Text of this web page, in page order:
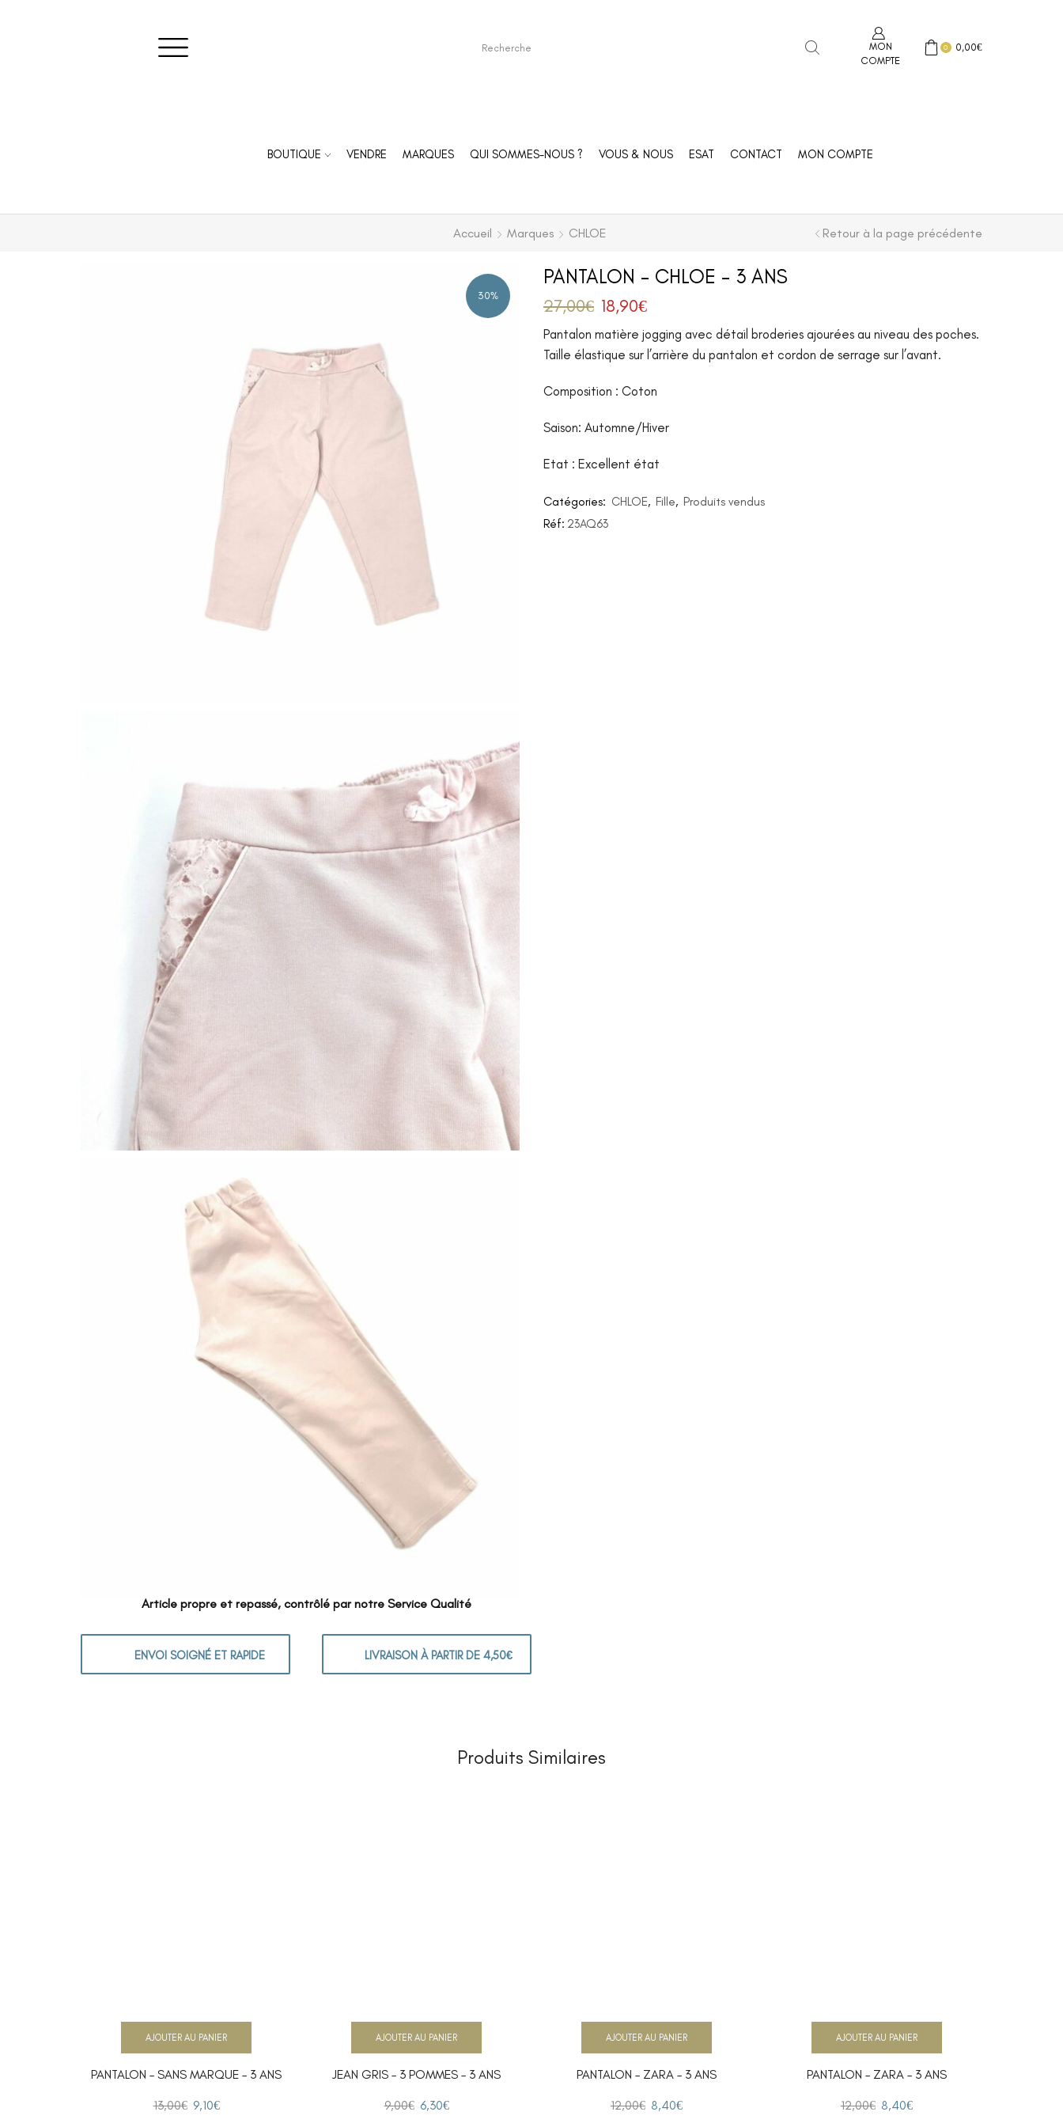
MON
COMPTE
0 0,00€
BOUTIQUE VENDRE MARQUES QUI SOMMES-NOUS ? VOUS & NOUS ESAT CONTACT MON COMPTE
Accueil Marques CHLOE Retour à la page précédente
30%
PANTALON – CHLOE – 3 ANS
27,00€ 18,90€
Pantalon matière jogging avec détail broderies ajourées au niveau des poches.
Taille élastique sur l’arrière du pantalon et cordon de serrage sur l’avant.
Composition : Coton
Saison: Automne/Hiver
Etat : Excellent état
Catégories: CHLOE, Fille, Produits vendus
Réf: 23AQ63
Article propre et repassé, contrôlé par notre Service Qualité
ENVOI SOIGNÉ ET RAPIDE LIVRAISON À PARTIR DE 4,50€
Produits Similaires
PANTALON – SANS MARQUE – 3 ANS
13,00€ 9,10€
AJOUTER AU PANIER
JEAN GRIS – 3 POMMES – 3 ANS
9,00€ 6,30€
AJOUTER AU PANIER
PANTALON – ZARA – 3 ANS
12,00€ 8,40€
AJOUTER AU PANIER
PANTALON – ZARA – 3 ANS
12,00€ 8,40€
AJOUTER AU PANIER